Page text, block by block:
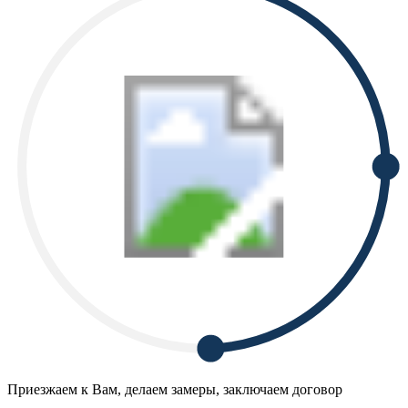
Приезжаем к Вам, делаем замеры, заключаем договор